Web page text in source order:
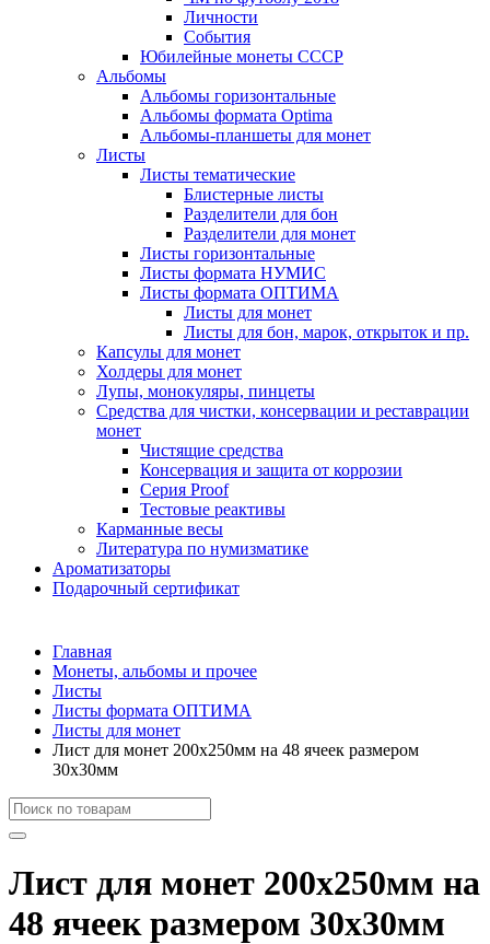
Личности
События
Юбилейные монеты СССР
Альбомы
Альбомы горизонтальные
Альбомы формата Optima
Альбомы-планшеты для монет
Листы
Листы тематические
Блистерные листы
Разделители для бон
Разделители для монет
Листы горизонтальные
Листы формата НУМИС
Листы формата ОПТИМА
Листы для монет
Листы для бон, марок, открыток и пр.
Капсулы для монет
Холдеры для монет
Лупы, монокуляры, пинцеты
Средства для чистки, консервации и реставрации
монет
Чистящие средства
Консервация и защита от коррозии
Серия Proof
Тестовые реактивы
Карманные весы
Литература по нумизматике
Ароматизаторы
Подарочный сертификат
Главная
Монеты, альбомы и прочее
Листы
Листы формата ОПТИМА
Листы для монет
Лист для монет 200х250мм на 48 ячеек размером
30х30мм
Лист для монет 200х250мм на
48 ячеек размером 30х30мм